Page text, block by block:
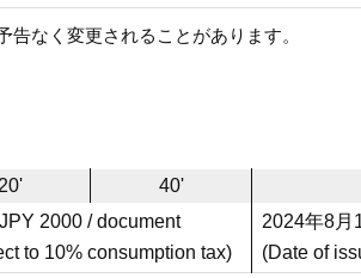
なく変更されることがあります。
20' 40'
JPY 2000 / document
to 10% consumption tax)
2024年8月
(Date of